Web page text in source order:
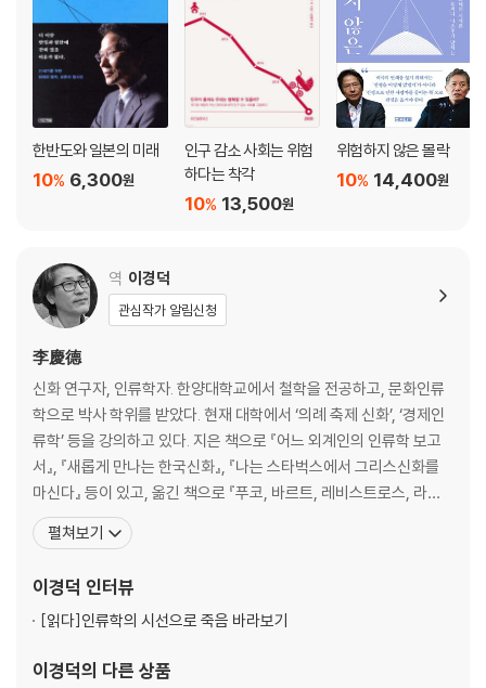
한반도와 일본의 미래
6,300원
10%
인구 감소 사회는 위험
하다는 착각
13,500원
10%
위험하지 않은 몰락
14,400원
10%
역 이경덕
관심작가 알림신청
李慶德
신화 연구자, 인류학자. 한양대학교에서 철학을 전공하고, 문화인류
학으로 박사 학위를 받았다. 현재 대학에서 ‘의례 축제 신화’, ‘경제인
류학’ 등을 강의하고 있다. 지은 책으로 『어느 외계인의 인류학 보고
서』, 『새롭게 만나는 한국신화』, 『나는 스타벅스에서 그리스신화를
마신다』 등이 있고, 옮긴 책으로 『푸코, 바르트, 레비스트로스, 라캉
쉽게 읽기』, 『그리스인 이야기』 등이 있으며, 『만화 한국 신화』 시리
즈를 기획했다. 문화인류학은 고대부터 미래 인류까지 인간 문화의
가는 사람들의 문화와 생활을 즐겁
펼쳐보기
이경덕 인터뷰
[읽다]인류학의 시선으로 죽음 바라보기
이경덕의 다른 상품